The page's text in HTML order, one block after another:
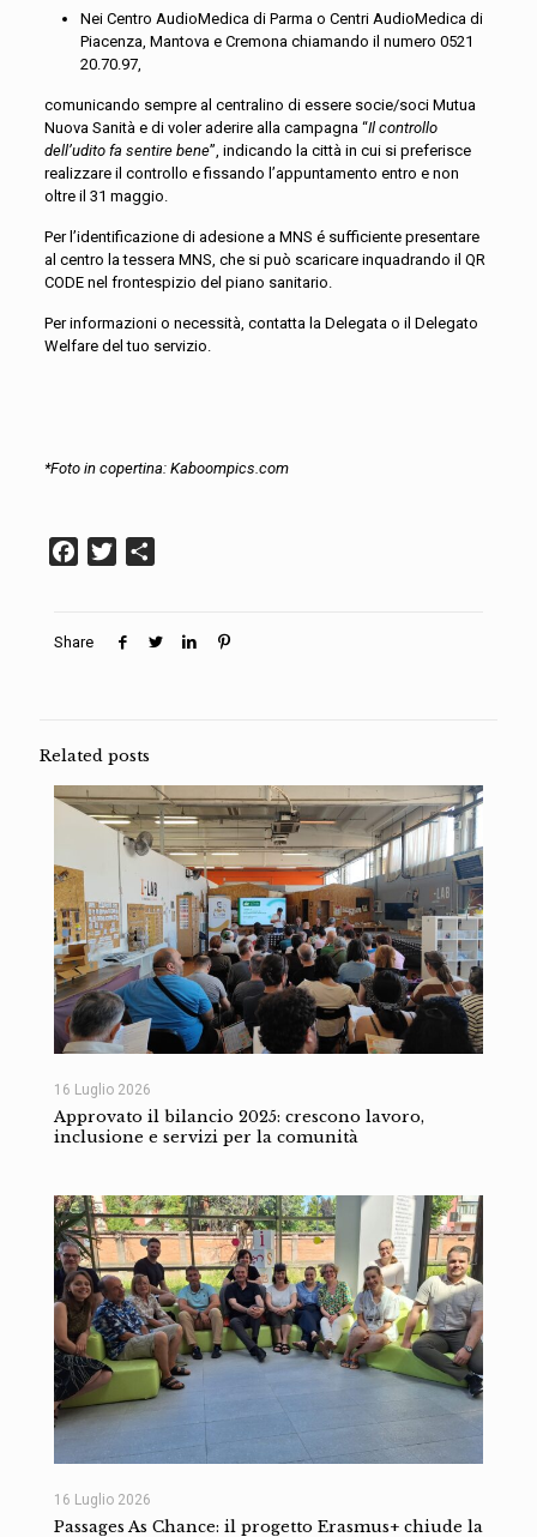
Nei Centro AudioMedica di Parma o Centri AudioMedica di
Piacenza, Mantova e Cremona chiamando il numero 0521
20.70.97,
comunicando sempre al centralino di essere socie/soci Mutua
Nuova Sanità e di voler aderire alla campagna “Il controllo
dell’udito fa sentire bene”, indicando la città in cui si preferisce
realizzare il controllo e fissando l’appuntamento entro e non
oltre il 31 maggio.
Per l’identificazione di adesione a MNS é sufficiente presentare
al centro la tessera MNS, che si può scaricare inquadrando il QR
CODE nel frontespizio del piano sanitario.
Per informazioni o necessità, contatta la Delegata o il Delegato
Welfare del tuo servizio.
*Foto in copertina: Kaboompics.com
Facebook
Twitter
Share
Related posts
16 Luglio 2026
Approvato il bilancio 2025: crescono lavoro,
inclusione e servizi per la comunità
16 Luglio 2026
Passages As Chance: il progetto Erasmus+ chiude la